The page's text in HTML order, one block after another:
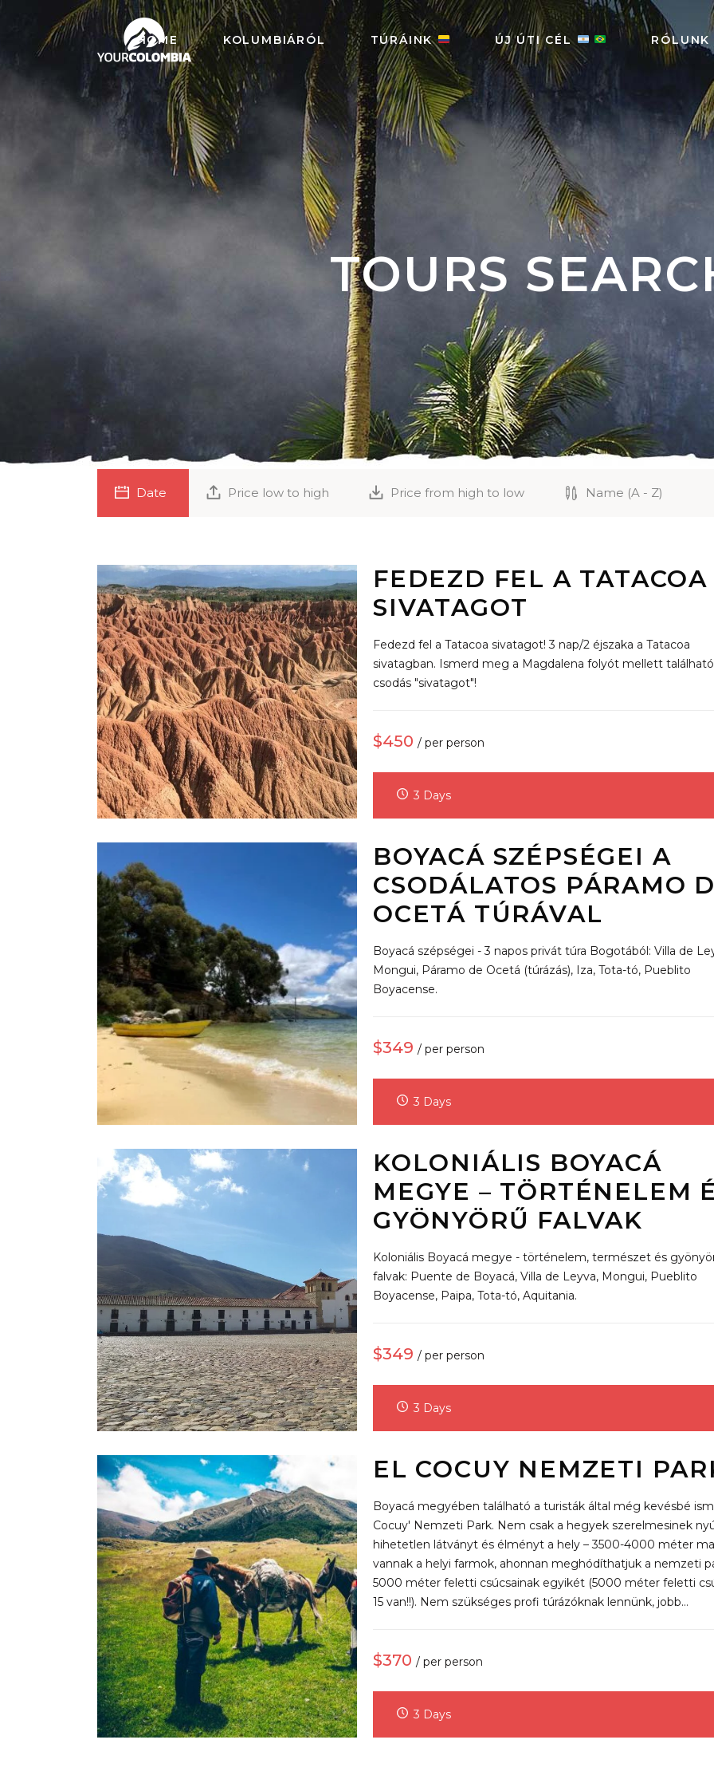
HOME KOLUMBIÁRÓL TÚRÁINK ÚJ ÚTI CÉL RÓLUNK
TOURS
Date Price low to high Price from high to low Name (A - Z)
FEDEZD FEL A TATACOA
SIVATAGOT
Fedezd fel a Tatacoa sivatagot! 3 nap/2 éjszaka a Tatacoa
sivatagban. Ismerd meg a Magdalena folyót mellett található
csodás "sivatagot"!
$450 / per person
3 Days
BOYACÁ SZÉPSÉGEI A
CSODÁLATOS PÁRAMO
OCETÁ TÚRÁVAL
Boyacá szépségei - 3 napos privát túra Bogotából: Villa de
Mongui, Páramo de Ocetá (túrázás), Iza, Tota-tó, Pueblito
Boyacense.
$349 / per person
3 Days
KOLONIÁLIS BOYACÁ
MEGYE – TÖRTÉNELEM
GYÖNYÖRŰ FALVAK
Koloniális Boyacá megye - történelem, természet és
falvak: Puente de Boyacá, Villa de Leyva, Mongui, Pueblito
Boyacense, Paipa, Tota-tó, Aquitania.
$349 / per person
3 Days
EL COCUY NEMZETI
Boyacá megyében található a turisták által még kevésbé
Cocuy' Nemzeti Park. Nem csak a hegyek szerelmesinek
hihetetlen látványt és élményt a hely – 3500-4000 méter
vannak a helyi farmok, ahonnan meghódíthatjuk a nemzeti
5000 méter feletti csúcsainak egyikét (5000 méter feletti
15 van!!). Nem szükséges profi túrázóknak lennünk, jobb…
$370 / per person
3 Days